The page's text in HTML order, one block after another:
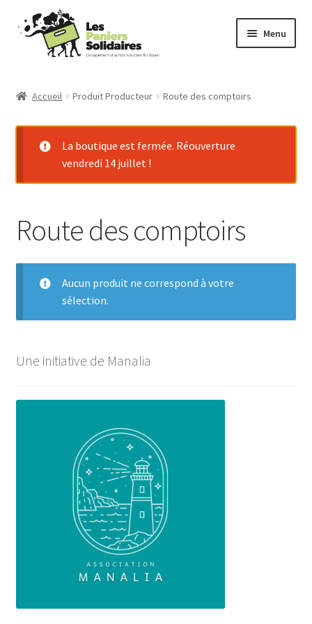
Aller
Aller
contenu
Menu
Mode d’emploi
Qui sommes-nous ?
Actu
Contact
Connexion
Accueil Produit Producteur Route des comptoirs
La boutique est fermée. Réouverture
vendredi 14 juillet !
Route des comptoirs
Aucun produit ne correspond à votre
sélection.
Une initiative de Manalia